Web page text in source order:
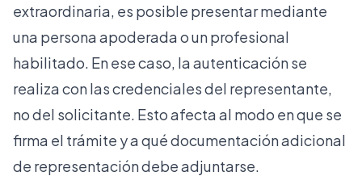
extraordinaria, es posible presentar mediante
una persona apoderada o un profesional
habilitado. En ese caso, la autenticación se
realiza con las credenciales del representante,
no del solicitante. Esto afecta al modo en que se
firma el trámite y a qué documentación adicional
de representación debe adjuntarse.